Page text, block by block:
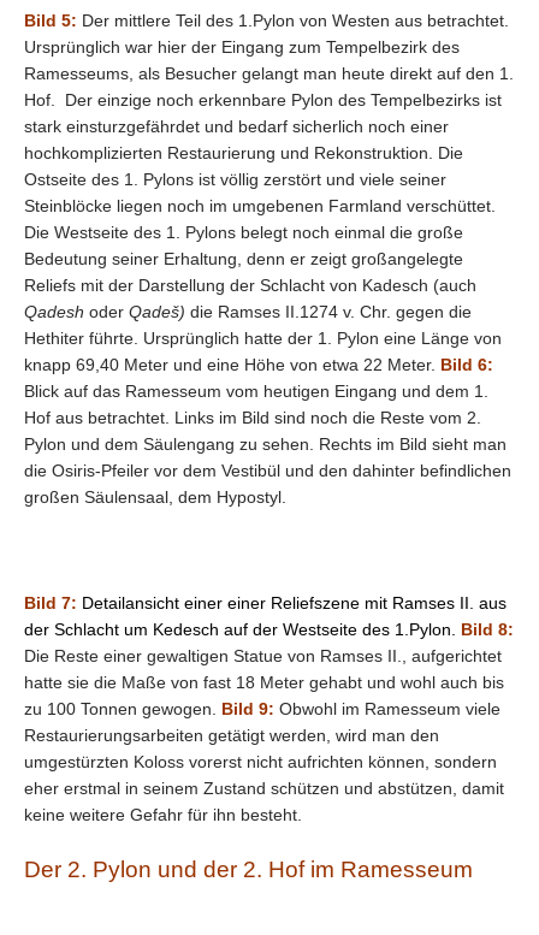
Bild 5: Der mittlere Teil des 1.Pylon von Westen aus betrachtet.
Ursprünglich war hier der Eingang zum Tempelbezirk des
Ramesseums, als Besucher gelangt man heute direkt auf den 1.
Hof. Der einzige noch erkennbare Pylon des Tempelbezirks ist
stark einsturzgefährdet und bedarf sicherlich noch einer
hochkomplizierten Restaurierung und Rekonstruktion. Die
Ostseite des 1. Pylons ist völlig zerstört und viele seiner
Steinblöcke liegen noch im umgebenen Farmland verschüttet.
Die Westseite des 1. Pylons belegt noch einmal die große
Bedeutung seiner Erhaltung, denn er zeigt großangelegte
Reliefs mit der Darstellung der Schlacht von Kadesch (auch
Qadesh oder Qadeš) die Ramses II.1274 v. Chr. gegen die
Hethiter führte. Ursprünglich hatte der 1. Pylon eine Länge von
knapp 69,40 Meter und eine Höhe von etwa 22 Meter. Bild 6:
Blick auf das Ramesseum vom heutigen Eingang und dem 1.
Hof aus betrachtet. Links im Bild sind noch die Reste vom 2.
Pylon und dem Säulengang zu sehen. Rechts im Bild sieht man
die Osiris-Pfeiler vor dem Vestibül und den dahinter befindlichen
großen Säulensaal, dem Hypostyl.
Bild 7: Detailansicht einer einer Reliefszene mit Ramses II. aus
der Schlacht um Kedesch auf der Westseite des 1.Pylon.
Bild 8:
Die Reste einer gewaltigen Statue von Ramses II., aufgerichtet
hatte sie die Maße von fast 18 Meter gehabt und wohl auch bis
zu 100 Tonnen gewogen. Bild 9: Obwohl im Ramesseum viele
Restaurierungsarbeiten getätigt werden, wird man den
umgestürzten Koloss vorerst nicht aufrichten können, sondern
eher erstmal in seinem Zustand schützen und abstützen, damit
keine weitere Gefahr für ihn besteht.
Der 2. Pylon und der 2. Hof im Ramesseum